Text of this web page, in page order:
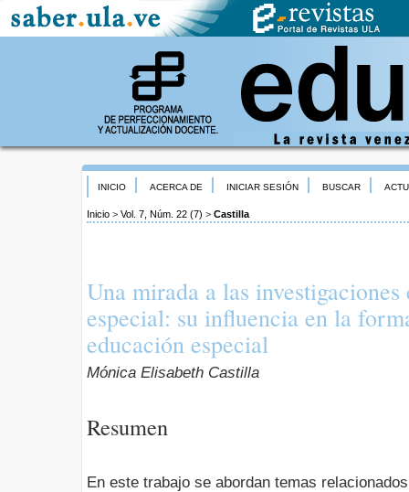
INICIO ACERCA DE INICIAR SESIÓN BUSCAR
Inicio > Vol. 7, Núm. 22 (7) > Castilla
Una mirada a las investigaciones
especial: su influencia en la
educación especial
Mónica Elisabeth Castilla
Resumen
En este trabajo se abordan temas